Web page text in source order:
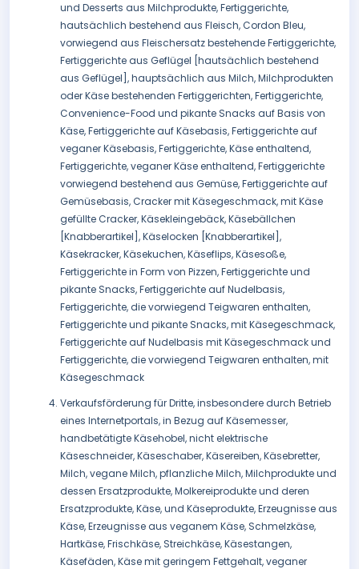
und Desserts aus Milchprodukte, Fertiggerichte,
hautsächlich bestehend aus Fleisch, Cordon Bleu,
vorwiegend aus Fleischersatz bestehende Fertiggerichte,
Fertiggerichte aus Geflügel [hautsächlich bestehend
aus Geflügel], hauptsächlich aus Milch, Milchprodukten
oder Käse bestehenden Fertiggerichten, Fertiggerichte,
Convenience-Food und pikante Snacks auf Basis von
Käse, Fertiggerichte auf Käsebasis, Fertiggerichte auf
veganer Käsebasis, Fertiggerichte, Käse enthaltend,
Fertiggerichte, veganer Käse enthaltend, Fertiggerichte
vorwiegend bestehend aus Gemüse, Fertiggerichte auf
Gemüsebasis, Cracker mit Käsegeschmack, mit Käse
gefüllte Cracker, Käsekleingebäck, Käsebällchen
[Knabberartikel], Käselocken [Knabberartikel],
Käsekracker, Käsekuchen, Käseflips, Käsesoße,
Fertiggerichte in Form von Pizzen, Fertiggerichte und
pikante Snacks, Fertiggerichte auf Nudelbasis,
Fertiggerichte, die vorwiegend Teigwaren enthalten,
Fertiggerichte und pikante Snacks, mit Käsegeschmack,
Fertiggerichte auf Nudelbasis mit Käsegeschmack und
Fertiggerichte, die vorwiegend Teigwaren enthalten, mit
Käsegeschmack
Verkaufsförderung für Dritte, insbesondere durch Betrieb
eines Internetportals, in Bezug auf Käsemesser,
handbetätigte Käsehobel, nicht elektrische
Käseschneider, Käseschaber, Käsereiben, Käsebretter,
Milch, vegane Milch, pflanzliche Milch, Milchprodukte und
dessen Ersatzprodukte, Molkereiprodukte und deren
Ersatzprodukte, Käse, und Käseprodukte, Erzeugnisse aus
Käse, Erzeugnisse aus veganem Käse, Schmelzkäse,
Hartkäse, Frischkäse, Streichkäse, Käsestangen,
Käsefäden, Käse mit geringem Fettgehalt, veganer